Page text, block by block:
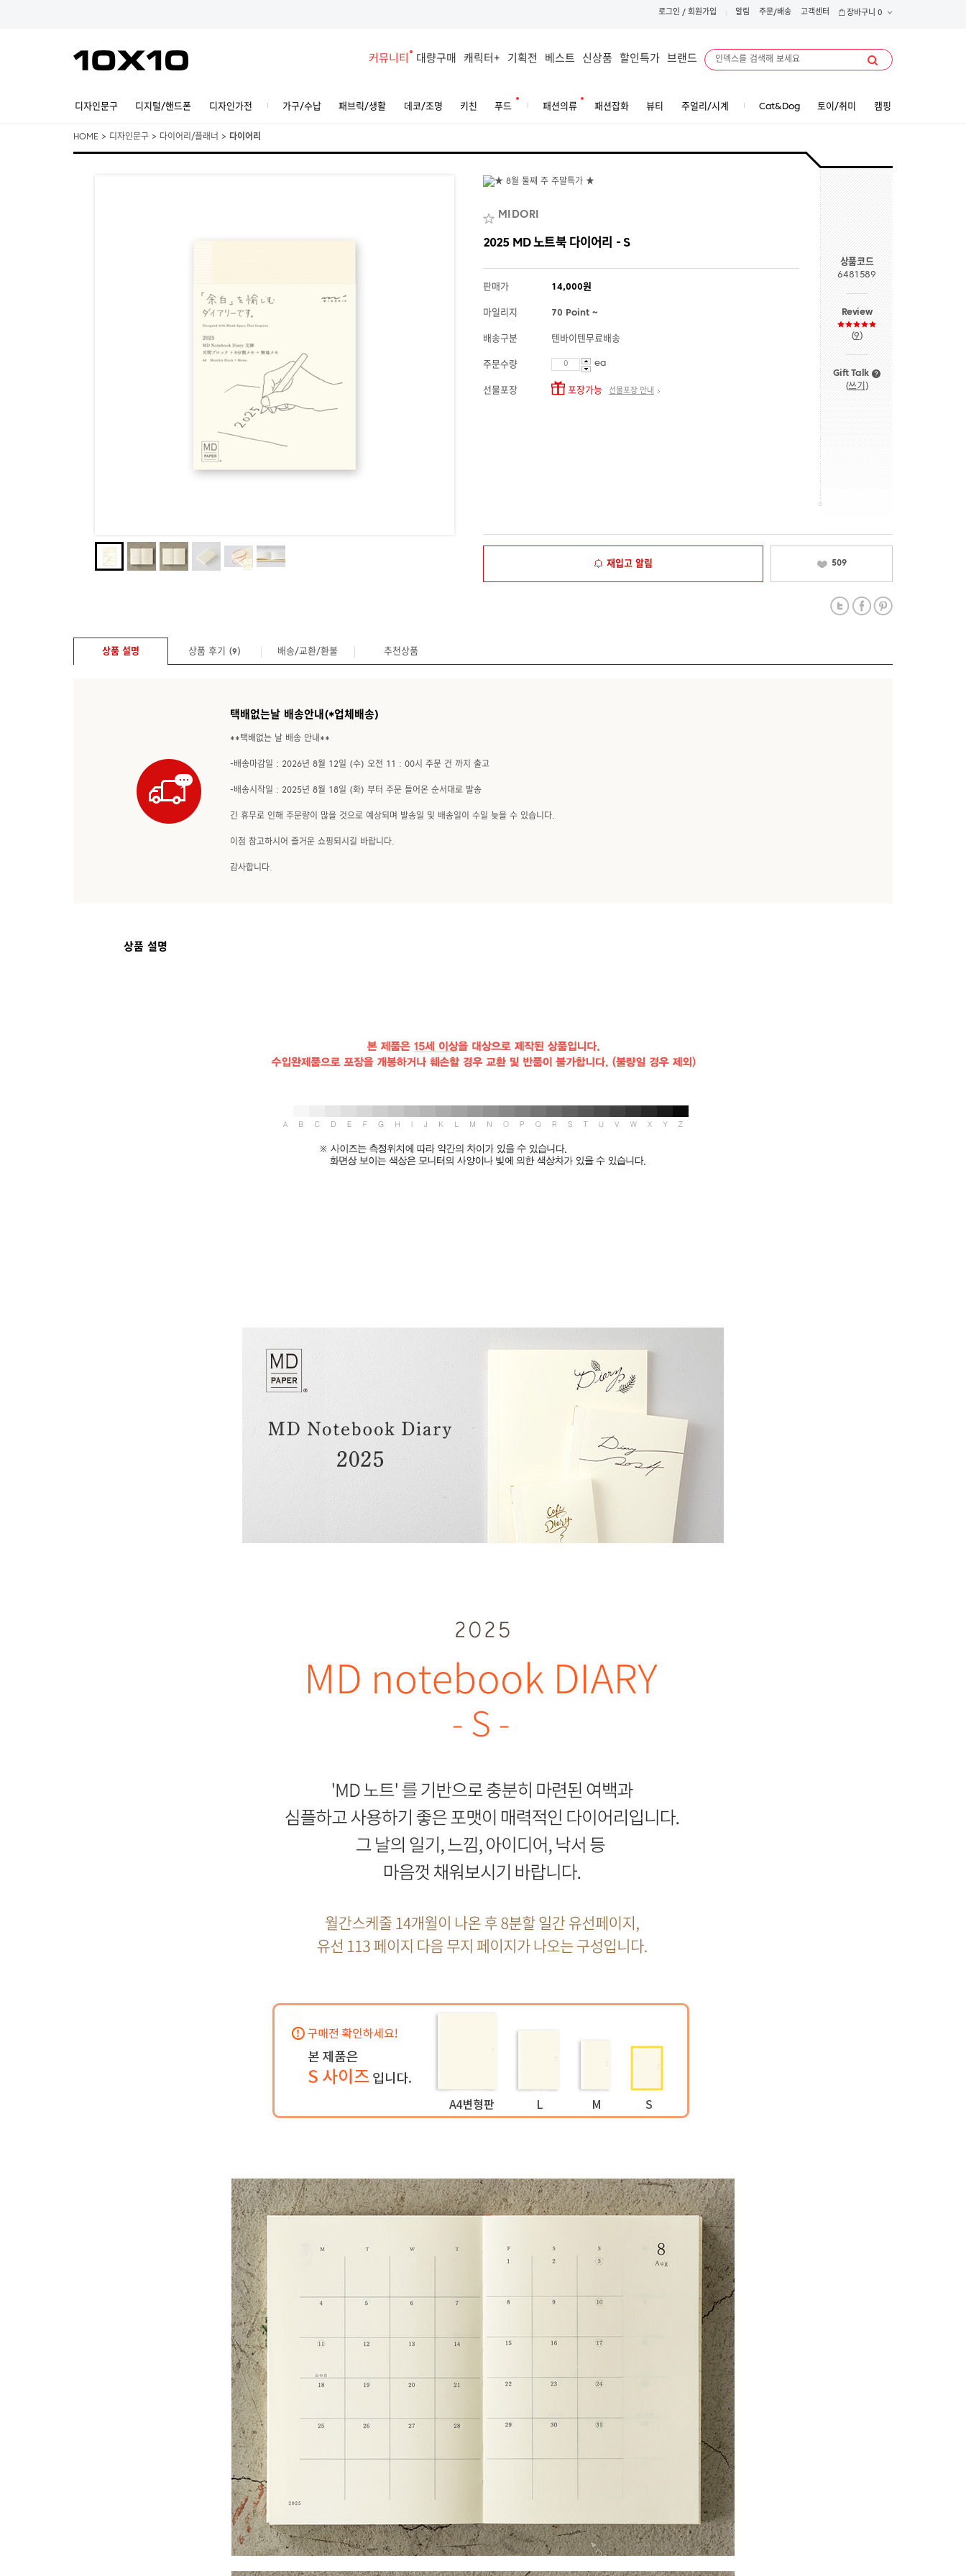
로그인 / 회원가입 알림 주문/배송 고객센터 장바구니 0
커뮤니티 대량구매 캐릭터+ 기획전 베스트 신상품 할인특가 브랜드
디자인문구 디지털/핸드폰 디자인가전 가구/수납 패브릭/생활 데코/조명 키친 푸드 패션의류 패션잡화 뷰티 주얼리/시계 Cat&Dog 토이/취미 캠핑
HOME > 디자인문구 > 다이어리/플래너 > 다이어리
MIDORI
2025 MD 노트북 다이어리 - S
판매가 14,000원
마일리지 70 Point ~
배송구분 텐바이텐무료배송
주문수량 ea
선물포장 포장가능 선물포장 안내
상품코드
6481589
Review
(9)
Gift Talk
(쓰기 )
재입고 알림 509
상품 설명 상품 후기 (9) 배송/교환/환불 추천상품
택배없는날 배송안내(*업체배송)
**택배없는 날 배송 안내**
-배송마감일 : 2026년 8월 12일 (수) 오전 11 : 00시 주문 건 까지 출고
-배송시작일 : 2025년 8월 18일 (화) 부터 주문 들어온 순서대로 발송
긴 휴무로 인해 주문량이 많을 것으로 예상되며 발송일 및 배송일이 수일 늦을 수 있습니다.
이점 참고하시어 즐거운 쇼핑되시길 바랍니다.
감사합니다.
상품 설명